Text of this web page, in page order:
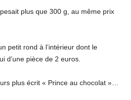
plus que 300 g, au même prix
petit rond à l’intérieur dont le
d’une pièce de 2 euros.
plus écrit « Prince au chocolat »…